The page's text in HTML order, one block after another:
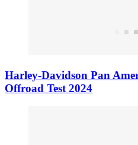
Harley-Davidson Pan
Offroad Test 2024